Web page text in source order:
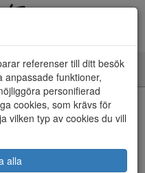
referenser till ditt besök
funktioner,
personifierad
cookies, som krävs för
vilken typ av cookies du vill
alla